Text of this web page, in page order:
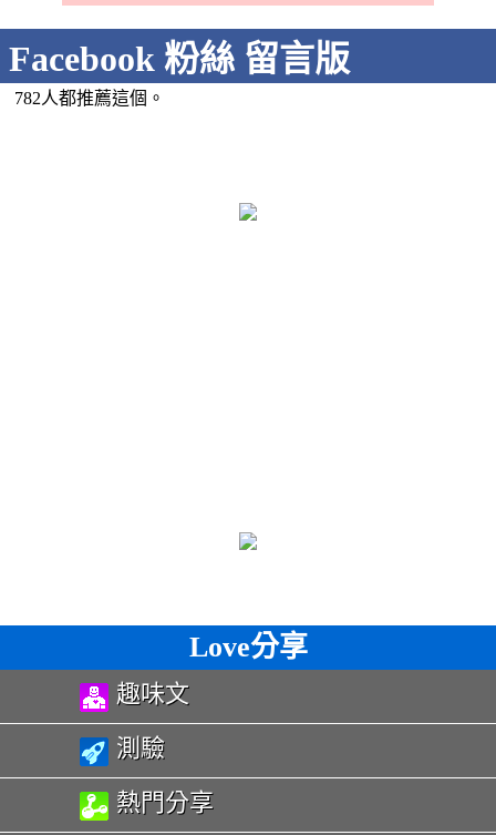
Facebook 粉絲 留言版
782人都推薦這個。
Love分享
趣味文
測驗
熱門分享